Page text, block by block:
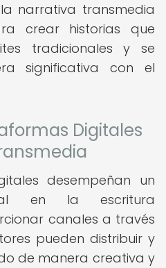
narrativa transmedia
crear historias que
tradicionales y se
significativa con el
Digitales
desempeñan un
en la escritura
canales a través
pueden distribuir y
de manera creativa y